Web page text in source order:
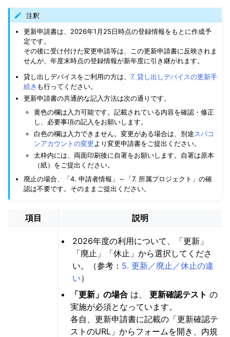
注釈
更新申請書は、2026年1月25日時点の登録情報をもとに作成予
定です。
その後に受け付けた変更申請等は、この更新申請書に反映されま
せんが、年度末時点の登録情報が新年度に引き継がれます。
貸し出しデバイスをご利用の方は、7. 貸し出しデバイスの更新手
続き も行ってください。
更新申請書の共通的な記入方法は次の通りです。
黄色の欄は入力可能です。記載されている内容を確認・修正
し、必要事項の記入をお願いします。
白色の欄は入力できません。変更がある場合は、別途スパコ
ンアカウントの変更より変更申請書をご提出ください。
太枠内には、両面印刷後に自署をお願いします。自署は原本
（紙）をご提出ください。
廃止の場合、「4. 申請者情報」～「7. 所属プロジェクト」の確
認は不要です。そのままご提出ください。
項目 説明
2026年度の利用について、「更新」
「廃止」「休止」から選択してくださ
い。（参考： 5. 更新／廃止／休止の違
い）
「更新」の場合 は、更新確認テスト の
実施が必須となっています。
各自、更新申請書に記載の「更新確認テ
ストのURL」からフォームを開き、内規